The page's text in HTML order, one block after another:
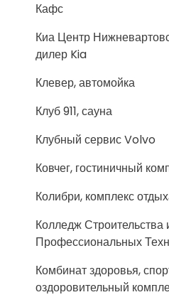
Кафс
Киа Центр
дилер Kia
Клевер, автомойка
Клуб 911, сауна
Клубный сервис Volvo
Ковчег, гостиничный
Колибри, комплекс
Колледж Строительства
Профессиональных
Комбинат здоровья,
оздоровительный